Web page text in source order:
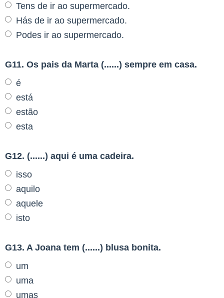
Tens de ir ao supermercado.
Hás de ir ao supermercado.
Podes ir ao supermercado.
G11. Os pais da Marta (......) sempre em casa.
é
está
estão
esta
G12. (......) aqui é uma cadeira.
isso
aquilo
aquele
isto
G13. A Joana tem (......) blusa bonita.
um
uma
umas